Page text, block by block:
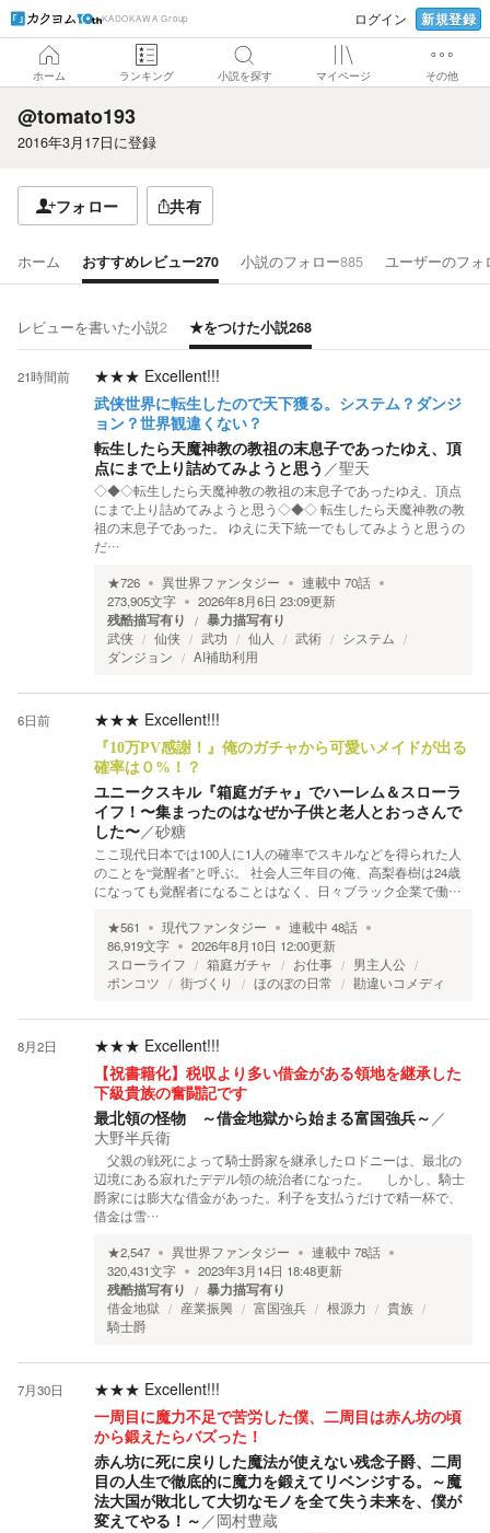
KADOKAWA Group ログイン 新規登録
ホーム ランキング 小説を探す マイページ その他
@tomato193
2016年3月17日に登録
フォロー 共有
ホーム おすすめレビュー270 小説のフォロー885 ユーザーのフォ
レビューを書いた小説2 ★をつけた小説268
21時間前 ★★★ Excellent!!!
武侠世界に転生したので天下獲る。システム？ダンジ
ョン？世界観違くない？
転生したら天魔神教の教祖の末息子であったゆえ、頂
点にまで上り詰めてみようと思う ／聖天
◇◆◇転生したら天魔神教の教祖の末息子であったゆえ、頂点
にまで上り詰めてみようと思う◇◆◇ 転生したら天魔神教の教
祖の末息子であった。 ゆえに天下統一でもしてみようと思うの
だ…
★726 異世界ファンタジー 連載中 70話
273,905文字 2026年8月6日 23:09更新
残酷描写有り 暴力描写有り
武侠 仙侠 武功 仙人 武術
システム
ダンジョン
AI補助利用
6日前 ★★★ Excellent!!!
『10万PV感謝！』俺のガチャから可愛いメイドが出る
確率は０%！？
ユニークスキル『箱庭ガチャ』でハーレム＆スローラ
イフ！〜集まったのはなぜか子供と老人とおっさんで
した〜／砂糖
ここ現代日本では100人に1人の確率でスキルなどを得られた人
のことを“覚醒者”と呼ぶ。 社会人三年目の俺、高梨春樹は24歳
になっても覚醒者になることはなく、日々ブラック企業で働…
★561 現代ファンタジー 連載中 48話
86,919文字 2026年8月10日 12:00更新
スローライフ
箱庭ガチャ お仕事
男主人公
ポンコツ
街づくり ほのぼの日常 勘違いコメディ
8月2日 ★★★ Excellent!!!
【祝書籍化】税収より多い借金がある領地を継承した
下級貴族の奮闘記です
最北領の怪物 ～借金地獄から始まる富国強兵～ ／
大野半兵衛
父親の戦死によって騎士爵家を継承したロドニーは、最北の
辺境にある寂れたデデル領の統治者になった。 しかし、騎士
爵家には膨大な借金があった。利子を支払うだけで精一杯で、
借金は雪…
★2,547 異世界ファンタジー 連載中 78話
320,431文字 2023年3月14日 18:48更新
残酷描写有り 暴力描写有り
借金地獄 産業振興 富国強兵 根源力
貴族
騎士爵
7月30日 ★★★ Excellent!!!
一周目に魔力不足で苦労した僕、二周目は赤ん坊の頃
から鍛えたらバズった！
赤ん坊に死に戻りした魔法が使えない残念子爵、二周
目の人生で徹底的に魔力を鍛えてリベンジする。～魔
法大国が敗北して大切なモノを全て失う未来を、僕が
変えてやる！～ ／岡村豊蔵